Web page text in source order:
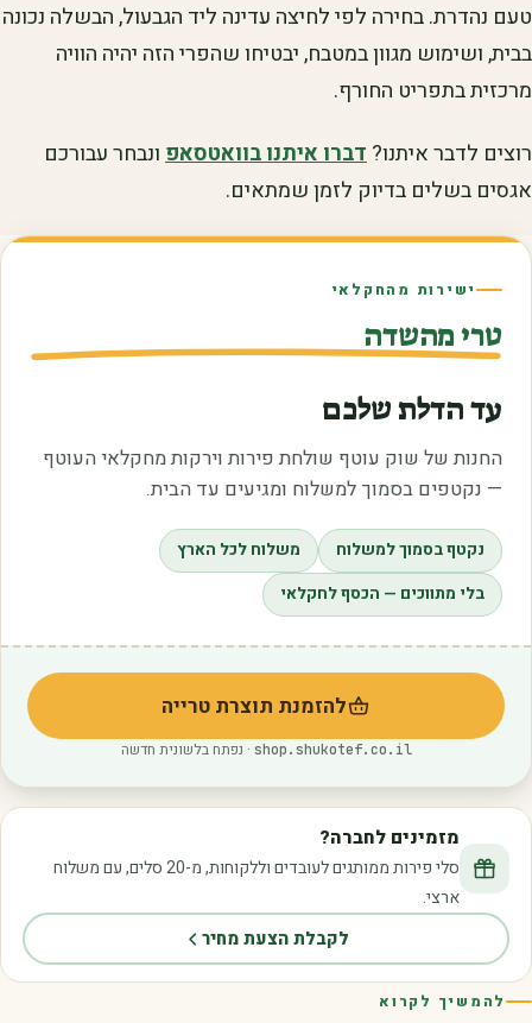
טעם נהדרת. בחירה לפי לחיצה עדינה ליד הגבעול, הבשלה נכונה
בבית, ושימוש מגוון במטבח, יבטיחו שהפרי הזה יהיה הוויה
מרכזית בתפריט החורף.
רוצים לדבר איתנו?דברו איתנו בוואטסאפונבחר עבורכם
אגסים בשלים בדיוק לזמן שמתאים.
ישירות מהחקלאי
טרי מהשדה
עד הדלת שלכם
החנות של שוק עוטף שולחת פירות וירקות מחקלאי העוטף
— נקטפים בסמוך למשלוח ומגיעים עד הבית.
נקטף בסמוך למשלוח
משלוח לכל הארץ
בלי מתווכים — הכסף לחקלאי
להזמנת תוצרת טרייה
(נפתח בלשונית חדשה)
shop.shukotef.co.il · נפתח בלשונית חדשה
מזמינים לחברה?
סלי פירות ממותגים לעובדים וללקוחות, מ-20 סלים, עם משלוח
ארצי.
לקבלת הצעת מחיר
להמשיך לקרוא